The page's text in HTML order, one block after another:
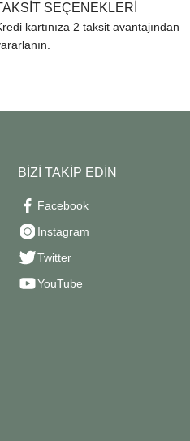
SEÇENEKLERİ
kartınıza 2 taksit avantajından
BİZİ TAKİP EDİN
Facebook
Instagram
Twitter
YouTube